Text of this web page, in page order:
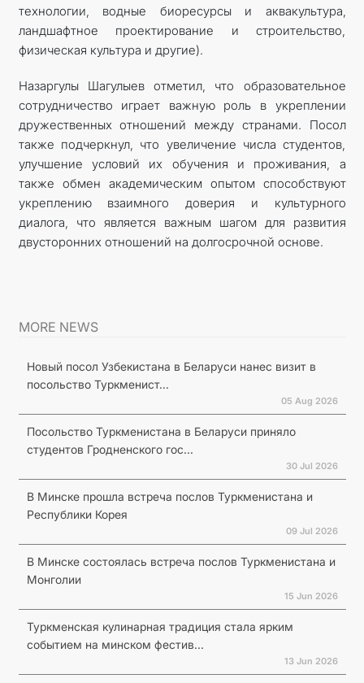
технологии, водные биоресурсы и аквакультура,
ландшафтное проектирование и строительство,
физическая культура и другие).
Назаргулы Шагулыев отметил, что образовательное
сотрудничество играет важную роль в укреплении
дружественных отношений между странами. Посол
также подчеркнул, что увеличение числа студентов,
улучшение условий их обучения и проживания, а
также обмен академическим опытом способствуют
укреплению взаимного доверия и культурного
диалога, что является важным шагом для развития
двусторонних отношений на долгосрочной основе.
MORE NEWS
Новый посол Узбекистана в Беларуси нанес визит в
посольство Туркменист...
05 Aug 2026
Посольство Туркменистана в Беларуси приняло
студентов Гродненского гос...
30 Jul 2026
В Минске прошла встреча послов Туркменистана и
Республики Корея
09 Jul 2026
В Минске состоялась встреча послов Туркменистана и
Монголии
15 Jun 2026
Туркменская кулинарная традиция стала ярким
событием на минском фестив...
13 Jun 2026